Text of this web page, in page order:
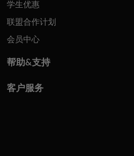
学生优惠
联盟合作计划
会员中心
帮助&支持
客户服务